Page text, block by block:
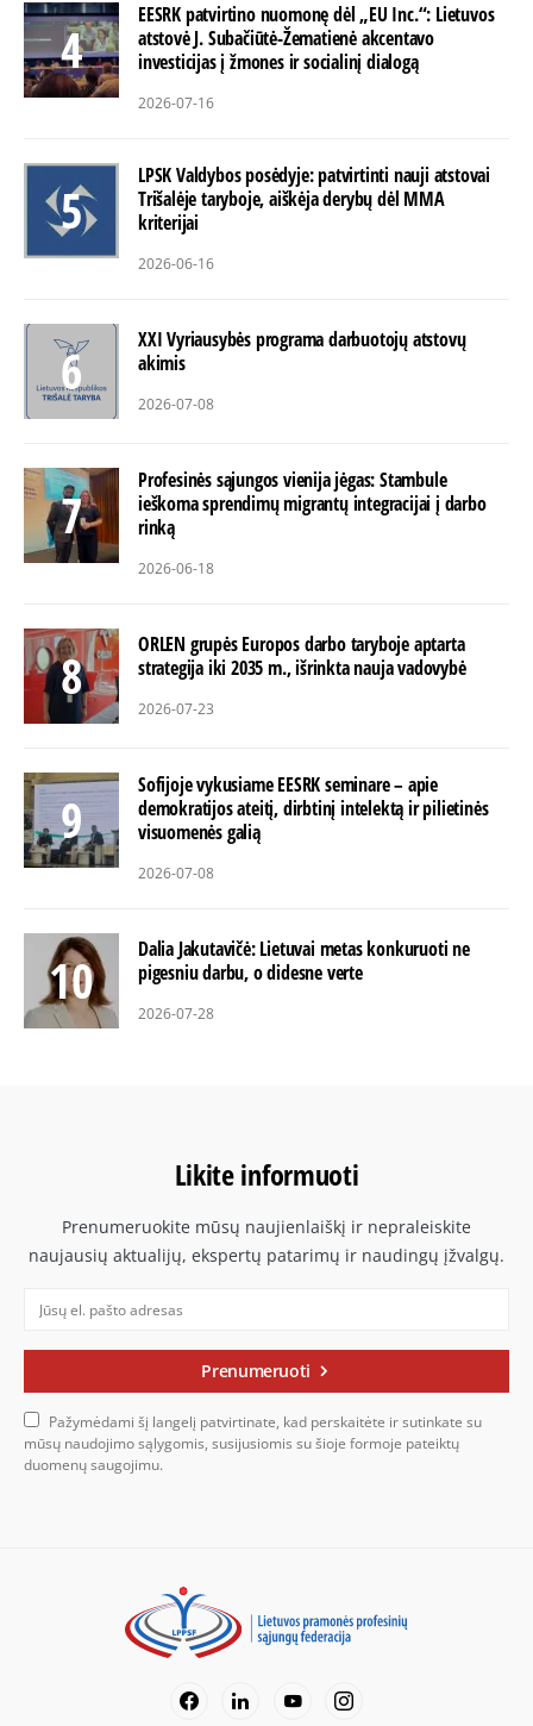
EESRK patvirtino nuomonę dėl „EU Inc.“: Lietuvos
atstovė J. Subačiūtė-Žematienė akcentavo
investicijas į žmones ir socialinį dialogą
2026-07-16
LPSK Valdybos posėdyje: patvirtinti nauji atstovai
Trišalėje taryboje, aiškėja derybų dėl MMA
kriterijai
2026-06-16
XXI Vyriausybės programa darbuotojų atstovų
akimis
2026-07-08
Profesinės sąjungos vienija jėgas: Stambule
ieškoma sprendimų migrantų integracijai į darbo
rinką
2026-06-18
ORLEN grupės Europos darbo taryboje aptarta
strategija iki 2035 m., išrinkta nauja vadovybė
2026-07-23
Sofijoje vykusiame EESRK seminare – apie
demokratijos ateitį, dirbtinį intelektą ir pilietinės
visuomenės galią
2026-07-08
Dalia Jakutavičė: Lietuvai metas konkuruoti ne
pigesniu darbu, o didesne verte
2026-07-28
Likite informuoti
Prenumeruokite mūsų naujienlaiškį ir nepraleiskite
naujausių aktualijų, ekspertų patarimų ir naudingų įžvalgų.
Prenumeruoti
Pažymėdami šį langelį patvirtinate, kad perskaitėte ir sutinkate su
mūsų naudojimo sąlygomis, susijusiomis su šioje formoje pateiktų
duomenų saugojimu.